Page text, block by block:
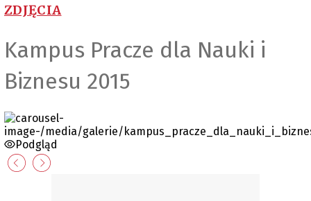
ZDJĘCIA
Kampus Pracze dla Nauki i
Biznesu 2015
Podgląd